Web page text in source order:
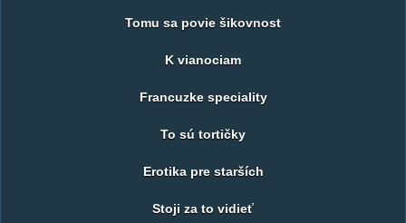
Tomu sa povie šikovnost
K vianociam
Francuzke speciality
To sú tortičky
Erotika pre starších
Stoji za to vidieť